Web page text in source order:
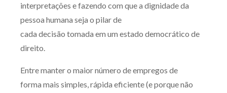
interpretações e fazendo com que a dignidade da
pessoa humana seja o pilar de
cada decisão tomada em um estado democrático de
direito.
Entre manter o maior número de empregos de
forma mais simples, rápida eficiente (e porque não